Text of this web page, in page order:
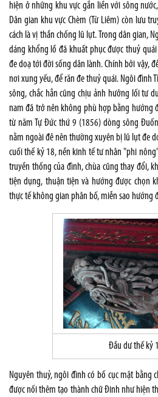
hiện ở những khu vực gắn liền với sông
Dân gian khu vực Chèm (Từ Liêm) còn lưu
cách là vị thần chống lũ lụt. Trong dân gian,
dáng khổng lồ đã khuất phục được thuỷ
đe doạ tới đời sống dân lành. Chính bởi vậy,
nơi xung yếu, để răn đe thuỷ quái. Ngôi đình
sông, chắc hẳn cũng chịu ảnh hưởng lối tư
nam đã trở nên không phù hợp bằng hướng
từ năm Tự Đức thứ 9 (1856) dòng sông
nằm ngoài đê nên thường xuyên bị lũ lụt đe
cuối thế kỷ 18, nền kinh tế tư nhân "phi
truyền thống của đình, chùa cũng thay đổi,
tiện dụng, thuận tiện và hướng được chọn
thực tế không gian phân bố, miễn sao hướng
Đầu dư thế kỷ
Nguyên thuỷ, ngôi đình có bố cục mặt bằng
được nối thêm tạo thành chữ Đinh như hiện